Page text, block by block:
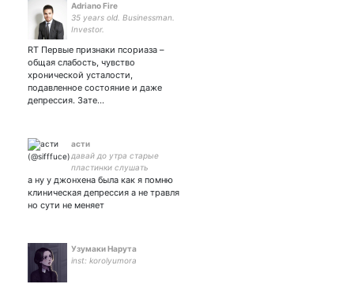
Adriano Fire
35 years old. Businessman.
Investor.
RT Первые признаки псориаза –
общая слабость, чувство
хронической усталости,
подавленное состояние и даже
депрессия. Зате…
асти
давай до утра старые
пластинки слушать
а ну у джонхена была как я помню
клиническая депрессия а не травля
но сути не меняет
Узумаки Нарута
inst: korolyumora